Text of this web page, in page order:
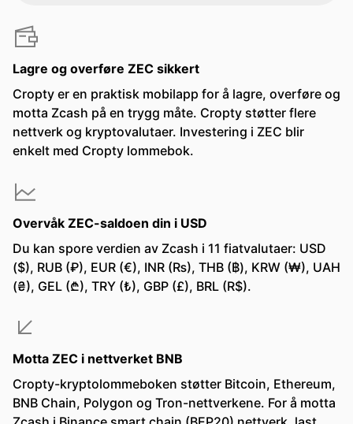
Lagre og overføre ZEC sikkert
Cropty er en praktisk mobilapp for å lagre, overføre og
motta Zcash på en trygg måte. Cropty støtter flere
nettverk og kryptovalutaer. Investering i ZEC blir
enkelt med Cropty lommebok.
Overvåk ZEC-saldoen din i USD
Du kan spore verdien av Zcash i 11 fiatvalutaer: USD
($), RUB (₽), EUR (€), INR (₨), THB (฿), KRW (₩), UAH
(₴), GEL (₾), TRY (₺), GBP (£), BRL (R$).
Motta ZEC i nettverket BNB
Cropty-kryptolommeboken støtter Bitcoin, Ethereum,
BNB Chain, Polygon og Tron-nettverkene. For å motta